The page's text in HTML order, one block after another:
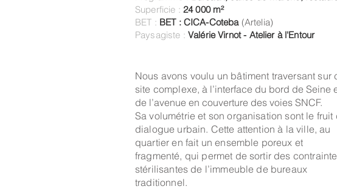
Superficie : 24 000 m²
BET : BET : CICA-Coteba(Artelia)
Paysagiste : Valérie Virnot - Atelier à l'Entour
Nous avons voulu un bâtiment traversant sur
site complexe,à l’interface du bord de Seine
de l’avenue en couverture des voies SNCF.
Sa volumétrie et son organisation sont le fruit
dialogue urbain. Cette attention à la ville, au
quartier en fait un ensemble poreux et
fragmenté, qui permet de sortir des
stérilisantes de l’immeuble de bureaux
traditionnel.